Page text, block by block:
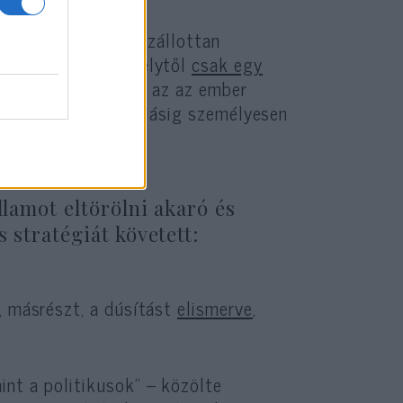
okokból megszállottan
– amelytől csak egy
Ezt pedig pont az az ember
idei likvidálásig személyesen
eltörölni akaró és
stratégiát követett:
a dúsítást elismerve,
a politikusok” – közölte